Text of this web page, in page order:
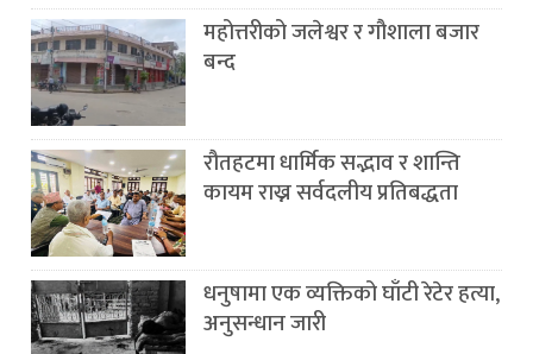
महोत्तरीको जलेश्वर र गौशाला बजार
बन्द
रौतहटमा धार्मिक सद्भाव र शान्ति
कायम राख्न सर्वदलीय प्रतिबद्धता
धनुषामा एक व्यक्तिको घाँटी रेटेर हत्या,
अनुसन्धान जारी